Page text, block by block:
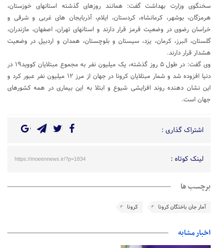
سخنگوی وزارت بهداشت گفت: همانند روزهای گذشته استانهای خوزستان،
هرمزگان، بوشهر، کرمانشاه، کردستان، ایلام، آذربایجان های غربی و شرقی و
خراسان رضوی در وضعیت قرمز قرار دارند و استانهای تهران، اصفهان، مازندران،
گلستان، البرز، کرمان، یزد، سیستان و بلوچستان، همدان و اردبیل در وضعیت
هشدار قرار دارند.
وی گفت: در طول ۵ روز گذشته، یک میلیون نفر به مجموع مبتلایان کووید۱۹ در
دنیا افزوده شد و شمار مبتلایان کرونا در جهان از مرز ۱۲ میلیون نفر عبور کرد و
این نشان دهنده روند افزایشی شیوع و ابتلا به این بیماری در همه کشورهای
جهان است.
اشتراک گذاری :
لینک کوتاه : https://moeennews.ir/?p=1834
برچسب ها
آمار جان باختگان کرونا کرونا
اخبار مشابه